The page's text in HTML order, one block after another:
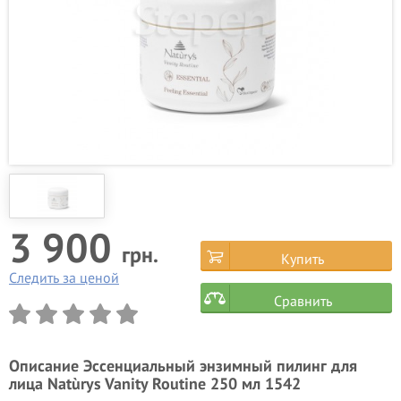
3 900 грн.
Следить за ценой
Купить
Сравнить
Описание Эссенциальный энзимный пилинг для
лица Natùrys Vanity Routine 250 мл 1542